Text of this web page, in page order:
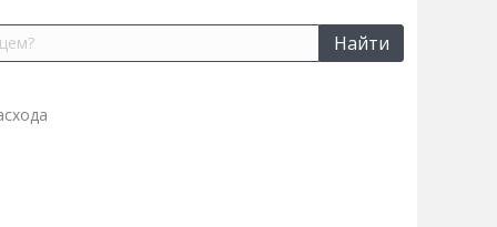
Найти